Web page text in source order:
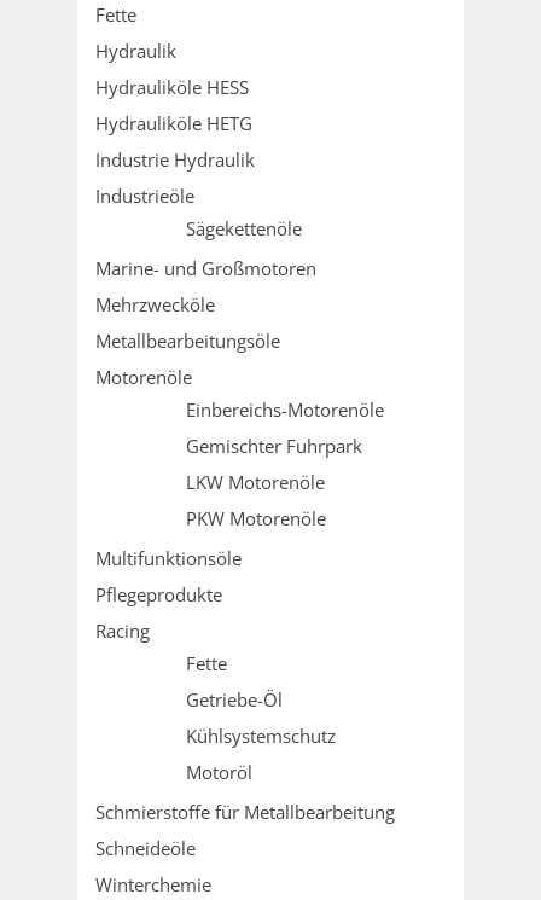
Fette
Hydraulik
Hydrauliköle HESS
Hydrauliköle HETG
Industrie Hydraulik
Industrieöle
Sägekettenöle
Marine- und Großmotoren
Mehrzwecköle
Metallbearbeitungsöle
Motorenöle
Einbereichs-Motorenöle
Gemischter Fuhrpark
LKW Motorenöle
PKW Motorenöle
Multifunktionsöle
Pflegeprodukte
Racing
Fette
Getriebe-Öl
Kühlsystemschutz
Motoröl
Schmierstoffe für Metallbearbeitung
Schneideöle
Winterchemie